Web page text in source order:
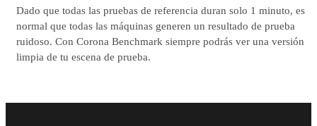
Dado que todas las pruebas de referencia duran solo 1 minuto, es
normal que todas las máquinas generen un resultado de prueba
ruidoso. Con Corona Benchmark siempre podrás ver una versión
limpia de tu escena de prueba.